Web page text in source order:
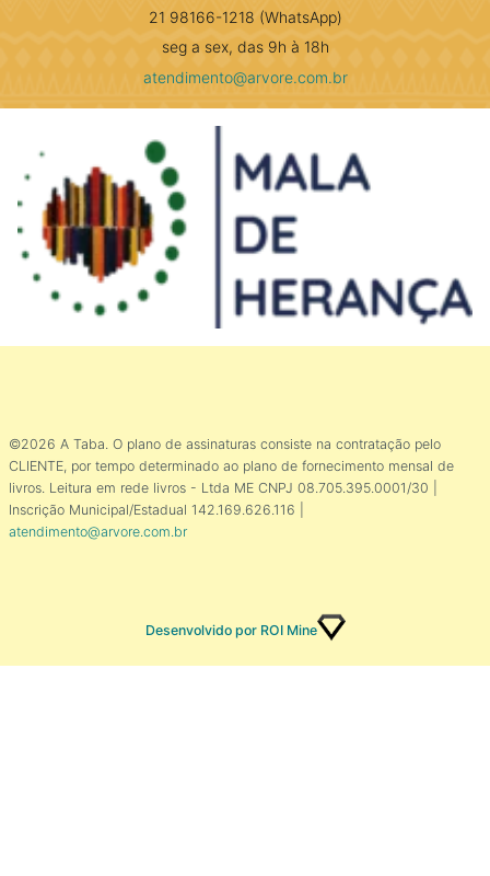
21 98166-1218 (WhatsApp)
seg a sex, das 9h à 18h
atendimento@arvore.com.br
©2026 A Taba. O plano de assinaturas consiste na contratação pelo
CLIENTE, por tempo determinado ao plano de fornecimento mensal de
livros. Leitura em rede livros - Ltda ME CNPJ 08.705.395.0001/30 |
Inscrição Municipal/Estadual 142.169.626.116 |
atendimento@arvore.com.br
Desenvolvido por ROI Mine